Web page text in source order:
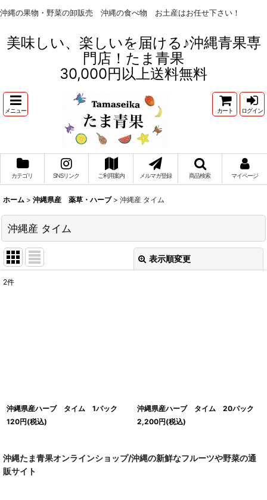
沖縄の果物・野菜の卸販売 沖縄の食べ物 お土産はお任せ下さい！
美味しい、楽しいを届ける♪沖縄青果専
門店！たま青果
30,000円以上送料無料
メニュー カート ログイン
カテゴリ SNSリンク ご利用案内 メルマガ登録 商品検索 マイページ
ホーム > 沖縄県産 薬草・ハーブ > 沖縄産 タイム
沖縄産 タイム
表示順変更
2件
沖縄県産ハーブ タイム 1パック
120円(税込)
沖縄県産ハーブ タイム 20パック
2,200円(税込)
沖縄たま青果オンラインショップ/沖縄の新鮮なフルーツや野菜の通
販サイト